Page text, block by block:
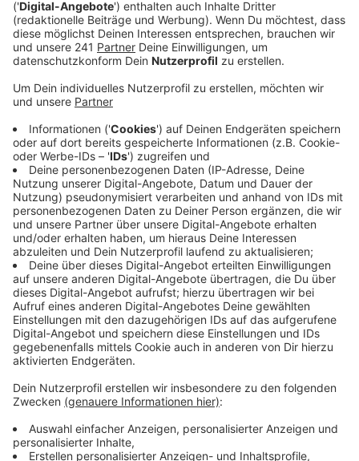
Sessionseröffnung am 11. 11.
Anzeige
Die Sessionseröffnung steht kurz bevor – seit gestern
Abend ist das Kinderprinzenpaar der KG
Neustadtfunken offiziell vorgestellt worden.
Prinzessin Cataleya I. und Prinz Vincent I. treten für
die Session 25/26 ihre Rollen an. Am Wochenende
eröffnen die Rheinkadetten die Karnevalszeit
traditionell mit ihrer Kadettenmusterung. Die
Vorstellung ihres Kinderprinzenpaars aus Prinzessin
Michelle II. und Prinz Milan I. steht dann am 11. 11. an.
Anzeige
Weitere Meldungen aus Leverkusen